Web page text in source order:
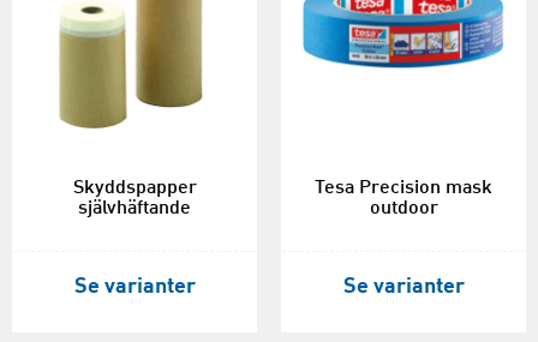
Skyddspapper
självhäftande
Se varianter
Tesa Precision mask
outdoor
Se varianter